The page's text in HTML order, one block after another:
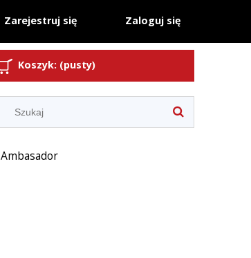
Zarejestruj się Zaloguj się
Koszyk: (pusty)
Ambasador